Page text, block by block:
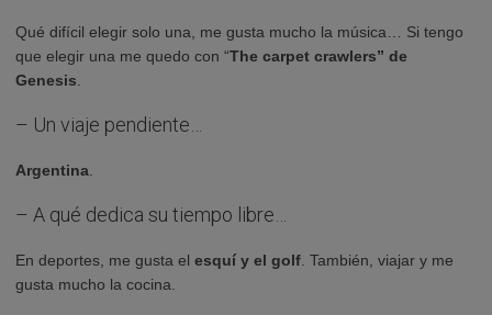
Qué difícil elegir solo una, me gusta mucho la música… Si tengo
que elegir una me quedo con “The carpet crawlers” de
Genesis.
– Un viaje pendiente…
Argentina.
– A qué dedica su tiempo libre…
En deportes, me gusta el esquí y el golf. También, viajar y me
gusta mucho la cocina.